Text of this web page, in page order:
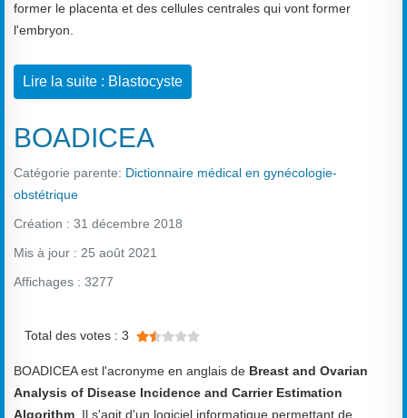
former le placenta et des cellules centrales qui vont former
l'embryon.
Lire la suite : Blastocyste
BOADICEA
Catégorie parente: Dictionnaire médical en gynécologie-
obstétrique
Création : 31 décembre 2018
Mis à jour : 25 août 2021
Affichages : 3277
Total des votes : 3
BOADICEA est l'acronyme en anglais de Breast and Ovarian
Analysis of Disease Incidence and Carrier Estimation
Algorithm . Il s'agit d'un logiciel informatique permettant de